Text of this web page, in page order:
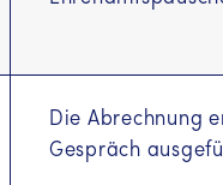
Die Abrechnung
Gespräch